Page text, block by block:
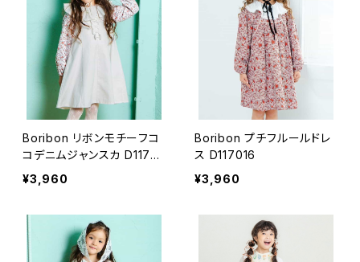
Boribon リボンモチーフコ
コデニムジャンスカ D1170
66
¥3,960
Boribon プチフルールドレ
ス D117016
¥3,960